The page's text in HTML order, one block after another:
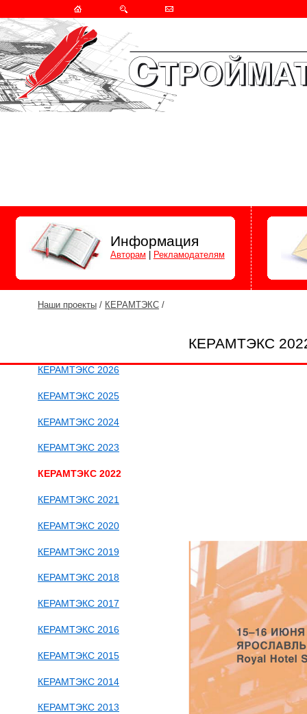
Информация
Авторам Рекламодателям
Наши проекты / КЕРАМТЭКС /
КЕРАМТЭКС
КЕРАМТЭКС 2026
КЕРАМТЭКС 2025
КЕРАМТЭКС 2024
КЕРАМТЭКС 2023
КЕРАМТЭКС 2022
КЕРАМТЭКС 2021
КЕРАМТЭКС 2020
КЕРАМТЭКС 2019
КЕРАМТЭКС 2018
КЕРАМТЭКС 2017
КЕРАМТЭКС 2016
КЕРАМТЭКС 2015
КЕРАМТЭКС 2014
КЕРАМТЭКС 2013